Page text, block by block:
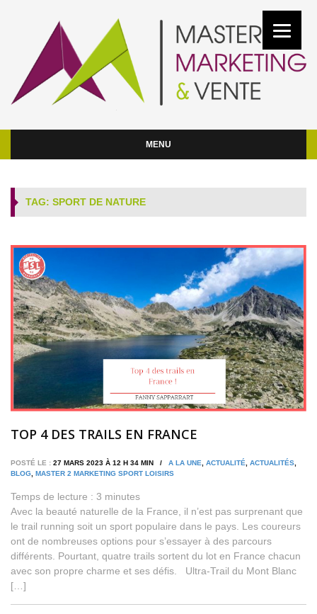
MENU
TAG: SPORT DE NATURE
TOP 4 DES TRAILS EN FRANCE
POSTÉ LE : 27 MARS 2023 À 12 H 34 MIN / A LA UNE ACTUALITÉ ACTUALITÉS
BLOG MASTER 2 MARKETING SPORT LOISIRS
Temps de lecture : 3 minutes
Avec la beauté naturelle de la France, il n’est pas surprenant que
le trail running soit un sport populaire dans le pays. Les coureurs
ont de nombreuses options pour s’essayer à des parcours
différents. Pourtant, quatre trails sortent du lot en France chacun
avec son propre charme et ses défis. Ultra-Trail du Mont Blanc
[…]